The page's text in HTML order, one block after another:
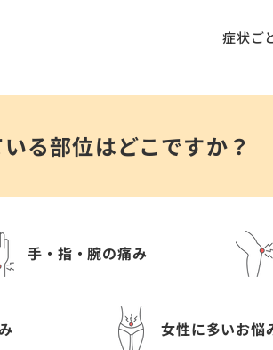
症状ご
る部位はどこですか？
手・指・腕の痛み
女性に多いお悩